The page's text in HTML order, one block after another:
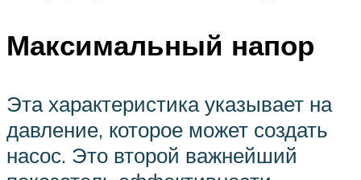
Максимальный напор
Эта характеристика указывает на
давление, которое может создать
насос. Это второй важнейший